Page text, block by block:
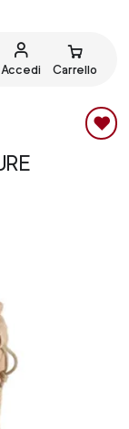
Accedi Carrello